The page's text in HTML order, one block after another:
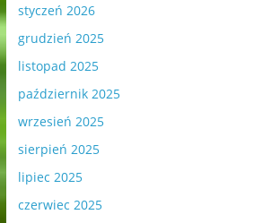
styczeń 2026
grudzień 2025
listopad 2025
październik 2025
wrzesień 2025
sierpień 2025
lipiec 2025
czerwiec 2025